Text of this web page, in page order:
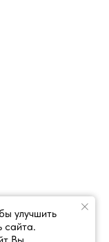
улучшить
сайта.